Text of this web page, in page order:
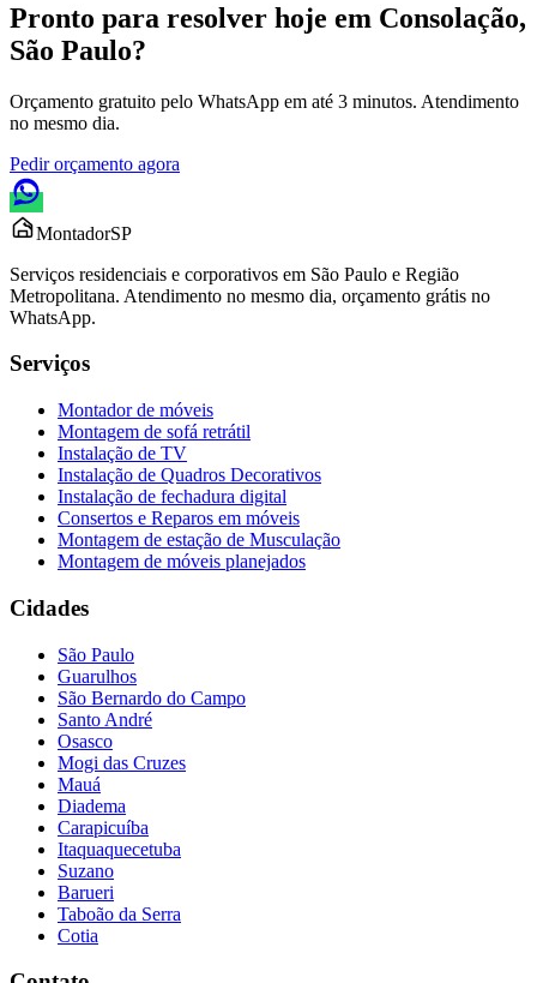
Pronto para resolver hoje em Consolação,
São Paulo?
Orçamento gratuito pelo WhatsApp em até 3 minutos. Atendimento
no mesmo dia.
Pedir orçamento agora
MontadorSP
Serviços residenciais e corporativos em São Paulo e Região
Metropolitana. Atendimento no mesmo dia, orçamento grátis no
WhatsApp.
Serviços
Montador de móveis
Montagem de sofá retrátil
Instalação de TV
Instalação de Quadros Decorativos
Instalação de fechadura digital
Consertos e Reparos em móveis
Montagem de estação de Musculação
Montagem de móveis planejados
Cidades
São Paulo
Guarulhos
São Bernardo do Campo
Santo André
Osasco
Mogi das Cruzes
Mauá
Diadema
Carapicuíba
Itaquaquecetuba
Suzano
Barueri
Taboão da Serra
Cotia